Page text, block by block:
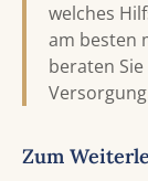
welches
am besten
beraten
Zum